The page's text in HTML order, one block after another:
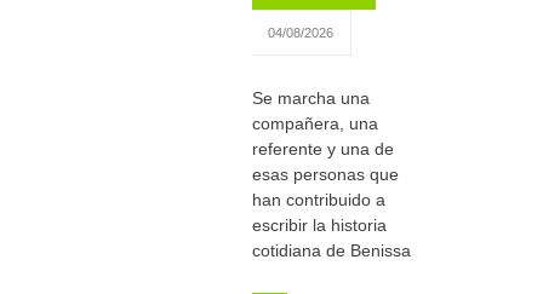
04/08/2026
Se marcha una
compañera, una
referente y una de
esas personas que
han contribuido a
escribir la historia
cotidiana de Benissa